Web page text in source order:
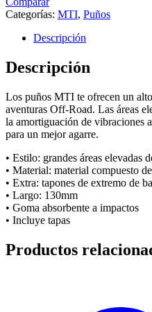
Categorías: MTI, Puños
Descripción
Descripción
Los puños MTI te ofrecen un
aventuras Off-Road. Las áreas
la amortiguación de vibraciones
para un mejor agarre.
• Estilo: grandes áreas elevadas
• Material: material compuesto
• Extra: tapones de extremo de
• Largo: 130mm
• Goma absorbente a impactos
• Incluye tapas
Productos